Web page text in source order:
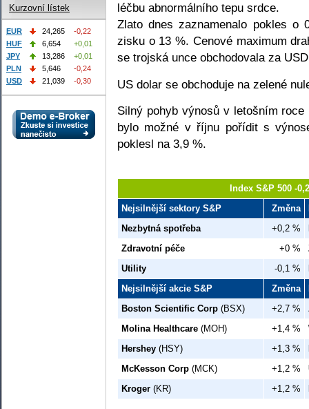
léčbu abnormálního tepu srdce.
Zlato dnes zaznamenalo pokles
zisku o 13 %. Cenové maximum
se trojská unce obchodovala za
US dolar se obchoduje na zelené
Silný pohyb výnosů v letošním
bylo možné v říjnu pořídit s
poklesl na 3,9 %.
Index S&P 500 -
Nejsilnější sektory S&P
Změna
Nezbytná spotřeba
+0,2 %
Zdravotní péče
+0 %
Utility
-0,1 %
Nejsilnější akcie S&P
Změna
Boston Scientific Corp (BSX) +2,7 %
Molina Healthcare (MOH) +1,4 %
Hershey (HSY) +1,3 %
McKesson Corp (MCK) +1,2 %
Kroger (KR) +1,2 %
Kurzovní lístek
EUR 24,265
-0,22
HUF
6,654
+0,01
JPY
13,286
+0,01
PLN
5,646
-0,24
USD
21,039 -0,30